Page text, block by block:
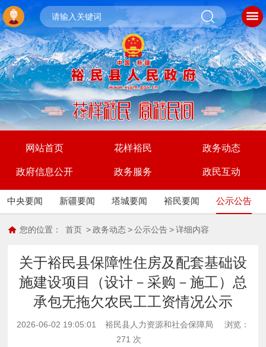
网站首页 花样裕民 政务动态
政府信息公开 政务服务 政民互动
中央要闻 新疆要闻 塔城要闻 裕民要闻 公示公告
您的位置： 首页 > 政务动态 > 公示公告 > 详细内容
关于裕民县保障性住房及配套基础设
施建设项目（设计－采购－施工）总
承包无拖欠农民工工资情况公示
2026-06-02 19:05:01 裕民县人力资源和社会保障局
浏览：
271 次